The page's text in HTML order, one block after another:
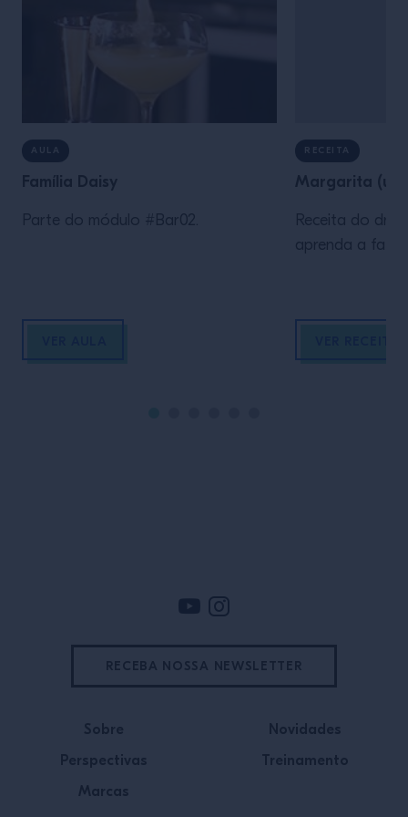
AULA
Família Daisy
Parte do módulo #Bar02.
RECEITA
Margarita (up)
Receita do
aprenda a fazer
Sobre
Perspectivas
Marcas
Novidades
Treinamento
RECEBA NOSSA NEWSLETTER